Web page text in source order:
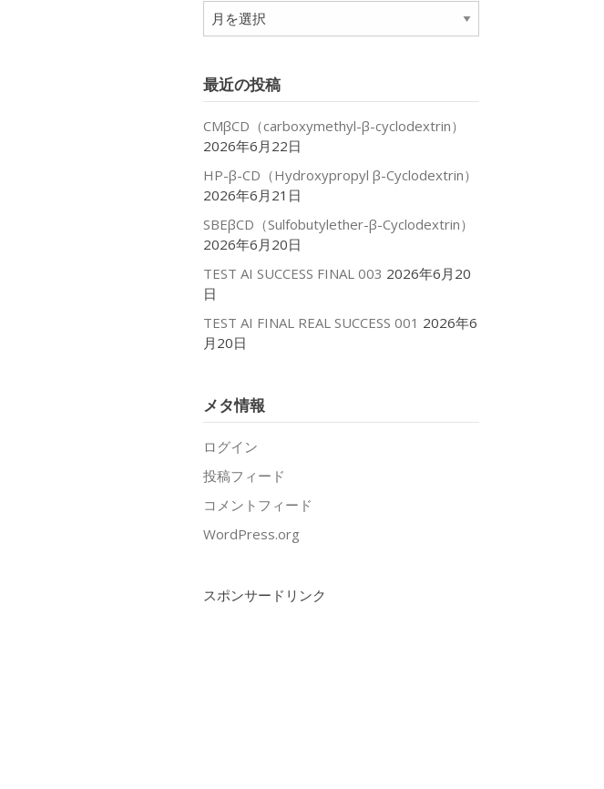
ア
ー
ブ
最近の投稿
CMβCD（carboxymethyl-β-cyclodextrin）
2026年6月22日
HP-β-CD（Hydroxypropyl β-Cyclodextrin）
2026年6月21日
SBEβCD（Sulfobutylether-β-Cyclodextrin）
2026年6月20日
TEST AI SUCCESS FINAL 003 2026年6月20
日
TEST AI FINAL REAL SUCCESS 001 2026年6
月20日
メタ情報
ログイン
投稿フィード
コメントフィード
WordPress.org
スポンサードリンク